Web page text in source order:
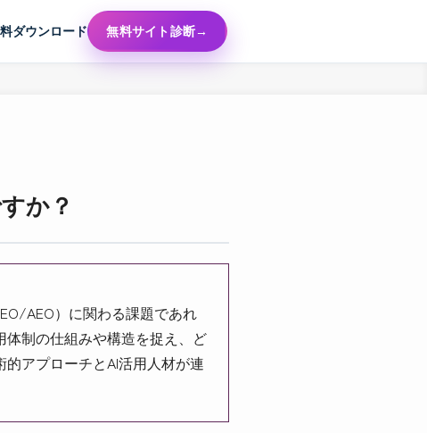
ダウンロード 無料サイト診断
か？
AEO）に関わる課題であれ
制の仕組みや構造を捉え、ど
アプローチとAI活用人材が連